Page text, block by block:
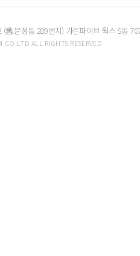
舊.문정동 289번지) 가든파이브 웍스 S동
CO.LTD ALL RIGHTS RESERVED